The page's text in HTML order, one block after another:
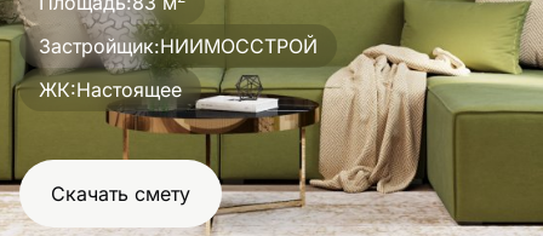
Застройщик:НИИМОССТРОЙ
ЖК:Настоящее
Скачать смету